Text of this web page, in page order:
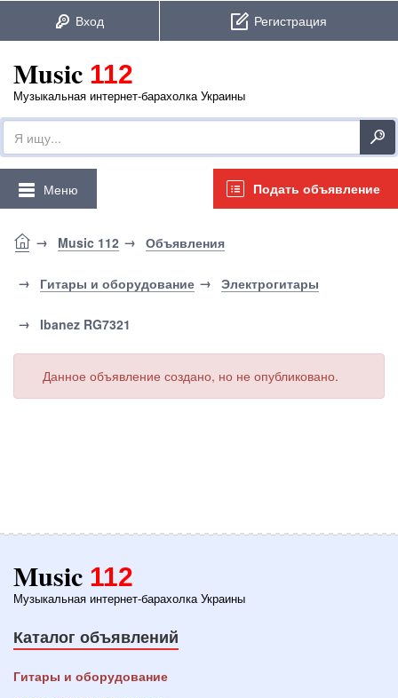
Music 112
Музыкальная интернет-барахолка Украины
Подать объявление
Меню
Music 112 Объявления
Гитары и оборудование Электрогитары
Ibanez RG7321
Данное объявление создано, но не опубликовано.
Music 112
Музыкальная интернет-барахолка Украины
Каталог объявлений
Гитары и оборудование